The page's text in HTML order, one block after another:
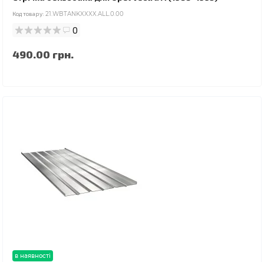
Код товару: 21.WBTANKXXXX.ALL.0.00
0
490.00 грн.
в наявності